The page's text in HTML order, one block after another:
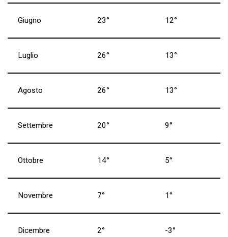
Giugno 23° 12°
Luglio 26° 13°
Agosto 26° 13°
Settembre 20° 9°
Ottobre 14° 5°
Novembre 7° 1°
Dicembre 2° -3°